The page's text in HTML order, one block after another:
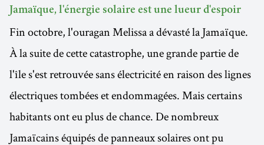
Jamaïque, l'énergie solaire est une lueur d'espoir
Fin octobre, l'ouragan Melissa a dévasté la Jamaïque.
À la suite de cette catastrophe, une grande partie de
l'île s'est retrouvée sans électricité en raison des lignes
électriques tombées et endommagées. Mais certains
habitants ont eu plus de chance. De nombreux
Jamaïcains équipés de panneaux solaires ont pu